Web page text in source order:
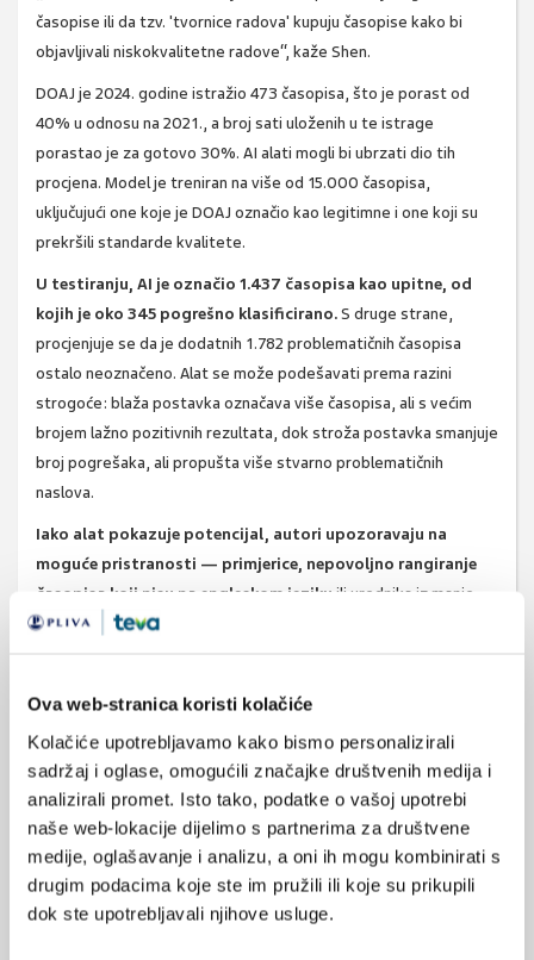
Ova web-stranica koristi kolačiće
Kolačiće upotrebljavamo kako bismo personalizirali
sadržaj i oglase, omogućili značajke društvenih medija i
analizirali promet. Isto tako, podatke o vašoj upotrebi
naše web-lokacije dijelimo s partnerima za društvene
medije, oglašavanje i analizu, a oni ih mogu kombinirati s
drugim podacima koje ste im pružili ili koje su prikupili
dok ste upotrebljavali njihove usluge.
časopise ili da tzv. 'tvornice radova' kupuju časopise kako bi
objavljivali niskokvalitetne radove“, kaže Shen.
DOAJ je 2024. godine istražio 473 časopisa, što je porast od
40% u odnosu na 2021., a broj sati uloženih u te istrage
porastao je za gotovo 30%. AI alati mogli bi ubrzati dio tih
procjena. Model je treniran na više od 15.000 časopisa,
uključujući one koje je DOAJ označio kao legitimne i one koji su
prekršili standarde kvalitete.
U testiranju, AI je označio 1.437 časopisa kao upitne, od
kojih je oko 345 pogrešno klasificirano.S druge strane,
procjenjuje se da je dodatnih 1.782 problematičnih časopisa
ostalo neoznačeno. Alat se može podešavati prema razini
strogoće: blaža postavka označava više časopisa, ali s većim
brojem lažno pozitivnih rezultata, dok stroža postavka smanjuje
broj pogrešaka, ali propušta više stvarno problematičnih
naslova.
Iako alat pokazuje potencijal, autori upozoravaju na
moguće pristranosti — primjerice, nepovoljno rangiranje
časopisa koji nisu na engleskom jeziku ili urednika iz manje
financiranih institucija. Unatoč ograničenjima, AI može biti
temeljitu evaluaciju.
Iztvor:Sci Adv. 2025 Aug 29;11(35):eaeb8642. doi:
10.1126/sciadv.aeb8642.
znanstveni radovi časopisi
SVIĐA